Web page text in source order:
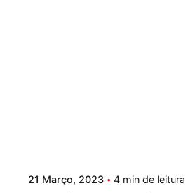
21 Março, 2023 4 min de leitura